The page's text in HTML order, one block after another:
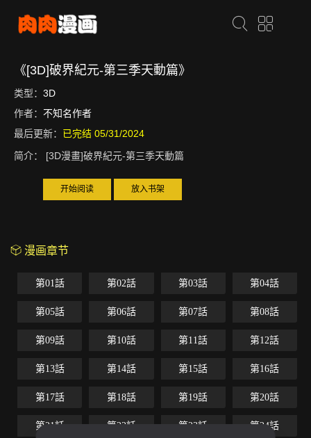
《[3D]破界紀元-第三季天動篇》
类型： 3D
作者： 不知名作者
最后更新： 已完结 05/31/2024
简介：
[3D漫畫]破界紀元-第三季天動篇
开始阅读 放入书架
漫画章节
第01話 第02話 第03話 第04話
第05話 第06話 第07話 第08話
第09話 第10話 第11話 第12話
第13話 第14話 第15話 第16話
第17話 第18話 第19話 第20話
第21話 第22話 第23話 第24話